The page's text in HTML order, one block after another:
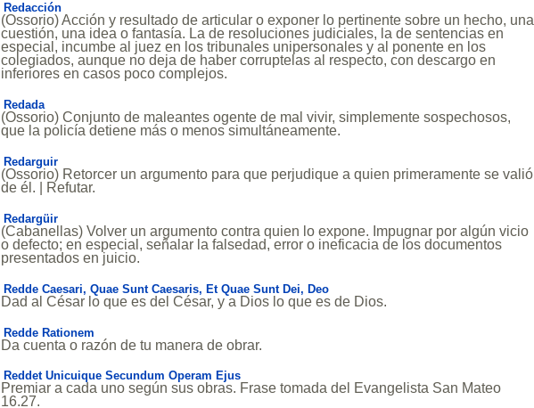
Redacción
(Ossorio) Acción y resultado de articular o exponer lo pertinente sobre un hecho, una
cuestión, una idea o fantasía. La de resoluciones judiciales, la de sentencias en
especial, incumbe al juez en los tribunales unipersonales y al ponente en los
colegiados, aunque no deja de haber corruptelas al respecto, con descargo en
inferiores en casos poco complejos.
Redada
(Ossorio) Conjunto de maleantes ogente de mal vivir, simplemente sospechosos,
que la policía detiene más o menos simultáneamente.
Redarguir
(Ossorio) Retorcer un argumento para que perjudique a quien primeramente se valió
de él. | Refutar.
Redargüir
(Cabanellas) Volver un argumento contra quien lo expone. Impugnar por algún vicio
o defecto; en especial, señalar la falsedad, error o ineficacia de los documentos
presentados en juicio.
Redde Caesari, Quae Sunt Caesaris, Et Quae Sunt Dei, Deo
Dad al César lo que es del César, y a Dios lo que es de Dios.
Redde Rationem
Da cuenta o razón de tu manera de obrar.
Reddet Unicuique Secundum Operam Ejus
Premiar a cada uno según sus obras. Frase tomada del Evangelista San Mateo
16.27.